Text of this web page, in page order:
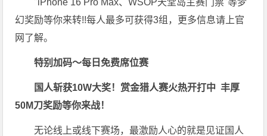
幻奖励等你来转!!每人最多可获得3组，更多信息请上官
网了解。
特别加码～每日免费席位赛
国人斩获10W大奖！ 赏金猎人赛火热开打中 丰厚
50M刀奖励等你来战！
无论线上或线下赛场，最激励人心的就是见证国人